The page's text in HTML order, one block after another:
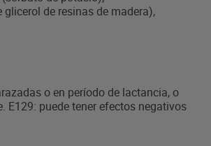
de resinas de madera),
o en período de lactancia, o
puede tener efectos negativos